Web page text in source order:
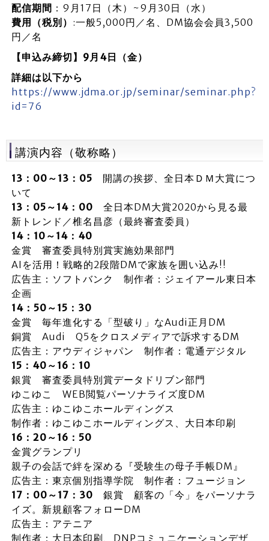
配信期間 ：9月17日（木）~9月30日（水）
費用（税別） :一般5,000円／名、DM協会会員3,500
円／名
【申込み締切】9月4日（金）
詳細は以下から
https://www.jdma.or.jp/seminar/seminar.php?
id=76
講演内容（敬称略）
13：00～13：05 開講の挨拶、全日本ＤＭ大賞につ
いて
13：05～14：00 全日本DM大賞2020から見る最
新トレンド／椎名昌彦（最終審査委員）
14：10～14：40
金賞 審査委員特別賞実施効果部門
AIを活用！戦略的2段階DMで家族を囲い込み!!
広告主：ソフトバンク 制作者：ジェイアール東日本
企画
14：50～15：30
金賞 毎年進化する「型破り」なAudi正月DM
銅賞 Audi Q5をクロスメディアで訴求するDM
広告主：アウディジャパン 制作者：電通デジタル
15：40～16：10
銀賞 審査委員特別賞データドリブン部門
ゆこゆこ WEB閲覧パーソナライズ度DM
広告主：ゆこゆこホールディングス
制作者：ゆこゆこホールディングス、大日本印刷
16：20～16：50
金賞グランプリ
親子の会話で絆を深める『受験生の母子手帳DM』
広告主：東京個別指導学院 制作者：フュージョン
17：00～17：30 銀賞 顧客の「今」をパーソナラ
イズ。新規顧客フォローDM
広告主：アテニア
制作者：大日本印刷、DNPコミュニケーションデザ